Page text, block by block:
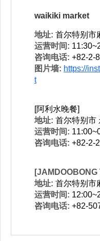
waikiki market
地址: 首尔特别市
运营时间:
咨询电话: +82-2-
图片墙: https://
t
[阿利水晚餐]
地址: 首尔特别市
运营时间:
咨询电话: +82-2-
[JAMDOOBONG
地址: 首尔特别市
运营时间:
咨询电话: +82-